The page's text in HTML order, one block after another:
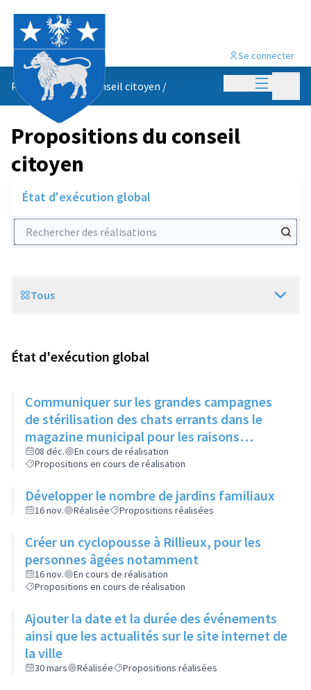
Menu
Se connecter
Propositions du conseil citoyen /
Propositions du conseil
citoyen
État d'exécution global
Rechercher des réalisations
Scope
Tous
État d'exécution global
Communiquer sur les grandes campagnes
de stérilisation des chats errants dans le
magazine municipal pour les raisons
suivantes:
08 déc.
En cours de réalisation
Propositions en cours de réalisation
Développer le nombre de jardins familiaux
16 nov. Réalisée Propositions réalisées
Créer un cyclopousse à Rillieux, pour les
personnes âgées notamment
16 nov.
En cours de réalisation
Propositions en cours de réalisation
Ajouter la date et la durée des événements
ainsi que les actualités sur le site internet de
la ville
30 mars Réalisée Propositions réalisées